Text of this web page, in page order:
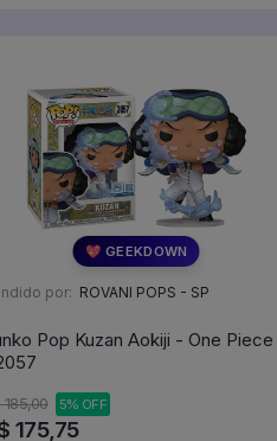
💖 GEEKDOWN
por: ROVANI POPS - SP
Pop Kuzan Aokiji - One Piece
185,00 5% OFF
175,75